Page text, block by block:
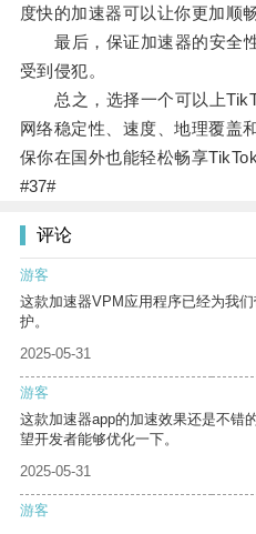
度快的加速器可以让你更加顺
最后，保证加速器的安全性
受到侵犯。
总之，选择一个可以上
网络稳定性、速度、地理覆盖
保你在国外也能轻松畅享
#37#
评论
游客
这款加速器VPM应用程序已经为我
护。
2025-05-31
游客
这款加速器app的加速效果还是不错
望开发者能够优化一下。
2025-05-31
游客